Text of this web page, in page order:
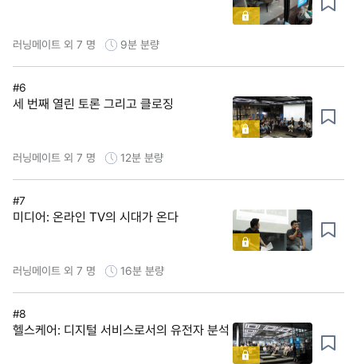
러닝메이트 외 7 명 9분 분량
#6
세 번째 열린 토론 그리고 클로징
러닝메이트 외 7 명 12분 분량
#7
미디어: 온라인 TV의 시대가 온다
러닝메이트 외 7 명 16분 분량
#8
헬스케어: 디지털 서비스로서의 유전자 분석